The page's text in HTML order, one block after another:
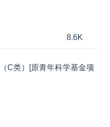
8.6K
C类）[原青年科学基金项